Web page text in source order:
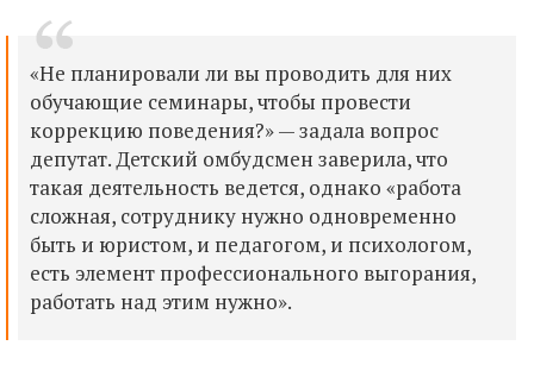
«Не планировали ли вы проводить для них
обучающие семинары, чтобы провести
коррекцию поведения?» — задала вопрос
депутат. Детский омбудсмен заверила, что
такая деятельность ведется, однако «работа
сложная, сотруднику нужно одновременно
быть и юристом, и педагогом, и психологом,
есть элемент профессионального выгорания,
работать над этим нужно».